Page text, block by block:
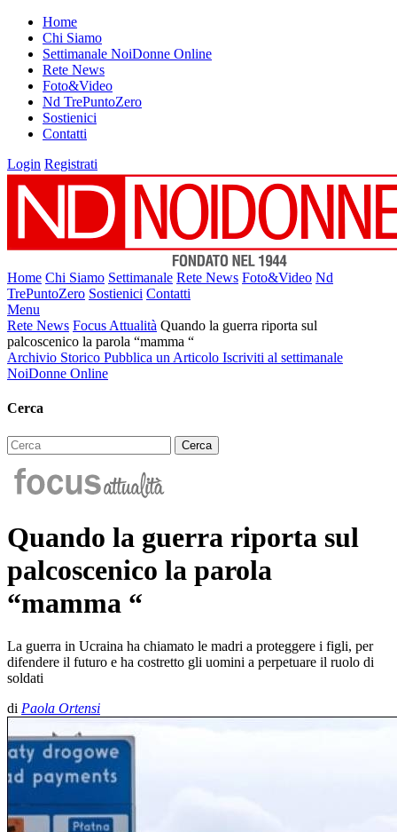
Home
Chi Siamo
Settimanale NoiDonne Online
Rete News
Foto&Video
Nd TrePuntoZero
Sostienici
Contatti
Login Registrati
Home Chi Siamo Settimanale Rete News Foto&Video Nd
TrePuntoZero Sostienici Contatti
Menu
Rete News Focus Attualità Quando la guerra riporta sul
palcoscenico la parola “mamma “
Archivio Storico Pubblica un Articolo Iscriviti al settimanale
NoiDonne Online
Cerca
Quando la guerra riporta sul
palcoscenico la parola
“mamma “
La guerra in Ucraina ha chiamato le madri a proteggere i figli, per
difendere il futuro e ha costretto gli uomini a perpetuare il ruolo di
soldati
di Paola Ortensi